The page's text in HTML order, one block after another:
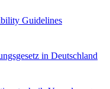
Guidelines
in Deutschland